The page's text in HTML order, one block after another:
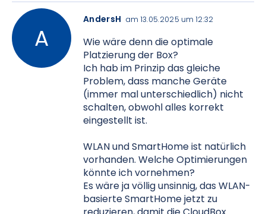
AndersH am 13.05.2025 um 12:32
Wie wäre denn die optimale
Platzierung der Box?
Ich hab im Prinzip das gleiche
Problem, dass manche Geräte
(immer mal unterschiedlich) nicht
schalten, obwohl alles korrekt
eingestellt ist.
WLAN und SmartHome ist natürlich
vorhanden. Welche Optimierungen
könnte ich vornehmen?
Es wäre ja völlig unsinnig, das WLAN-
basierte SmartHome jetzt zu